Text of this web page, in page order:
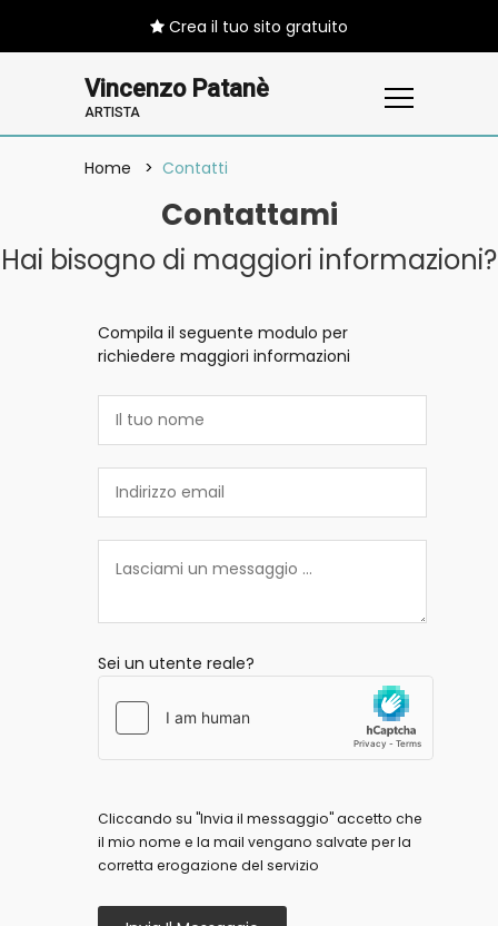
Crea il tuo sito gratuito
Vincenzo Patanè
ARTISTA
Home Contatti
Contattami
Hai bisogno di maggiori informazioni?
Compila il seguente modulo per
richiedere maggiori informazioni
Sei un utente reale?
Cliccando su "Invia il messaggio" accetto che
il mio nome e la mail vengano salvate per la
corretta erogazione del servizio